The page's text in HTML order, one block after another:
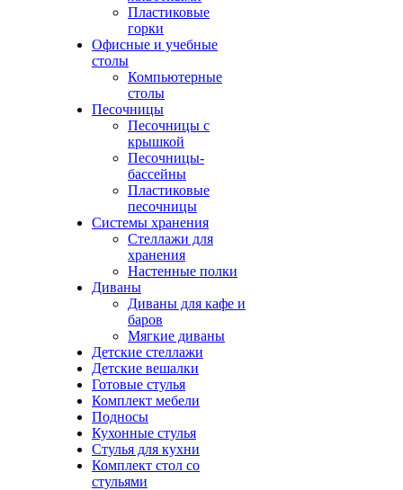
Пластиковые
горки
Офисные и учебные
столы
Компьютерные
столы
Песочницы
Песочницы с
крышкой
Песочницы-
бассейны
Пластиковые
песочницы
Системы хранения
Стеллажи для
хранения
Настенные полки
Диваны
Диваны для кафе и
баров
Мягкие диваны
Детские стеллажи
Детские вешалки
Готовые стулья
Комплект мебели
Подносы
Кухонные стулья
Стулья для кухни
Комплект стол со
стульями